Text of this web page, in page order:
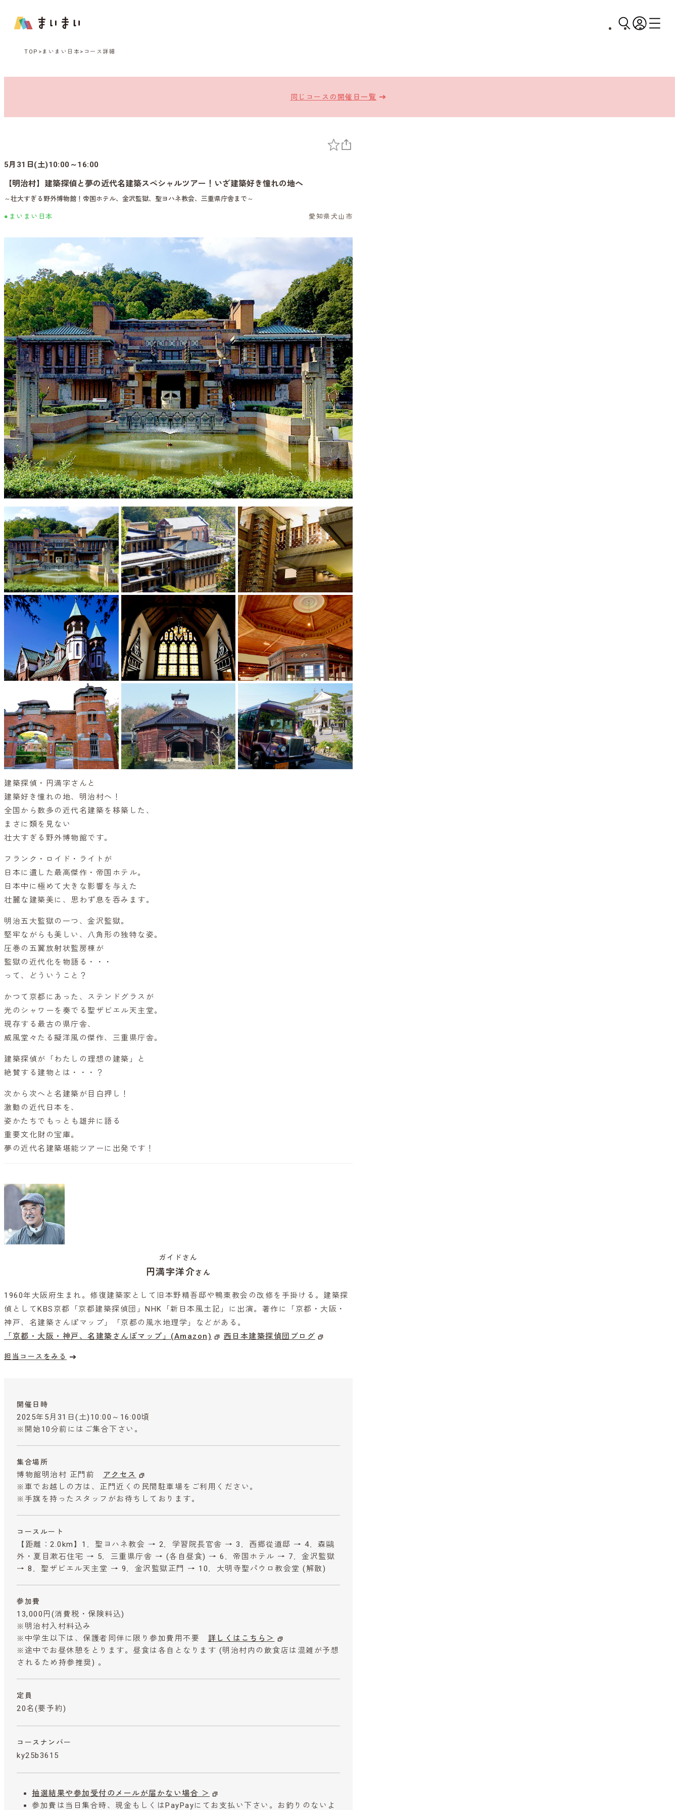
TOP まいまい日本 コース詳細
同じコースの開催日一覧
5月31日(土)10:00～16:00
【明治村】建築探偵と夢の近代名建築スペシャルツアー！いざ建築好き憧れの地へ
～壮大すぎる野外博物館！帝国ホテル、金沢監獄、聖ヨハネ教会、三重県庁舎まで～
●まいまい日本 愛知県犬山市
建築探偵・円満字さんと
建築好き憧れの地、明治村へ！
全国から数多の近代名建築を移築した、
まさに類を見ない
壮大すぎる野外博物館です。
フランク・ロイド・ライトが
日本に遺した最高傑作・帝国ホテル。
日本中に極めて大きな影響を与えた
壮麗な建築美に、思わず息を呑みます。
明治五大監獄の一つ、金沢監獄。
堅牢ながらも美しい、八角形の独特な姿。
圧巻の五翼放射状監房棟が
監獄の近代化を物語る・・・
って、どういうこと？
かつて京都にあった、ステンドグラスが
光のシャワーを奏でる聖ザビエル天主堂。
現存する最古の県庁舎、
威風堂々たる擬洋風の傑作、三重県庁舎。
建築探偵が「わたしの理想の建築」と
絶賛する建物とは・・・？
次から次へと名建築が目白押し！
激動の近代日本を、
姿かたちでもっとも雄弁に語る
重要文化財の宝庫。
夢の近代名建築堪能ツアーに出発です！
ガイドさん
円満字洋介さん
1960年大阪府生まれ。修復建築家として旧本野精吾邸や鴨東教会の改修を手掛ける。建築探
偵としてKBS京都「京都建築探偵団」NHK「新日本風土記」に出演。著作に「京都・大阪・
神戸、名建築さんぽマップ」「京都の風水地理学」などがある。
「京都・大阪・神戸、名建築さんぽマップ」(Amazon)
西日本建築探偵団ブログ
担当コースをみる
開催日時
2025年5月31日(土)10:00～16:00頃
※開始10分前にはご集合下さい。
集合場所
博物館明治村 正門前
アクセス
※車でお越しの方は、正門近くの民間駐車場をご利用ください。
※手旗を持ったスタッフがお待ちしております。
コースルート
【距離：2.0km】1．聖ヨハネ教会 → 2．学習院長官舎 → 3．西郷從道邸 → 4．森鷗
外・夏目漱石住宅 → 5．三重県庁舎 → (各自昼食) → 6．帝国ホテル → 7．金沢監獄
→ 8．聖ザビエル天主堂 → 9．金沢監獄正門 → 10．大明寺聖パウロ教会堂 (解散)
参加費
13,000円 (消費税・保険料込)
※明治村入村料込み
※中学生以下は、保護者同伴に限り参加費用不要 詳しくはこちら＞
※途中でお昼休憩をとります。昼食は各自となります (明治村内の飲食店は混雑が予想
されるため持参推奨) 。
定員
20名(要予約)
コースナンバー
ky25b3615
抽選結果や参加受付のメールが届かない場合 ＞
参加費は当日集合時、現金もしくはPayPayにてお支払い下さい。お釣りのないよ